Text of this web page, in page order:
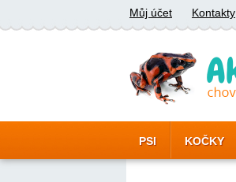
Můj účet Kontakty
PSI KOČKY